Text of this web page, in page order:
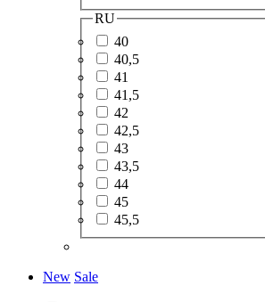
RU
40
40,5
41
41,5
42
42,5
43
43,5
44
45
45,5
New Sale